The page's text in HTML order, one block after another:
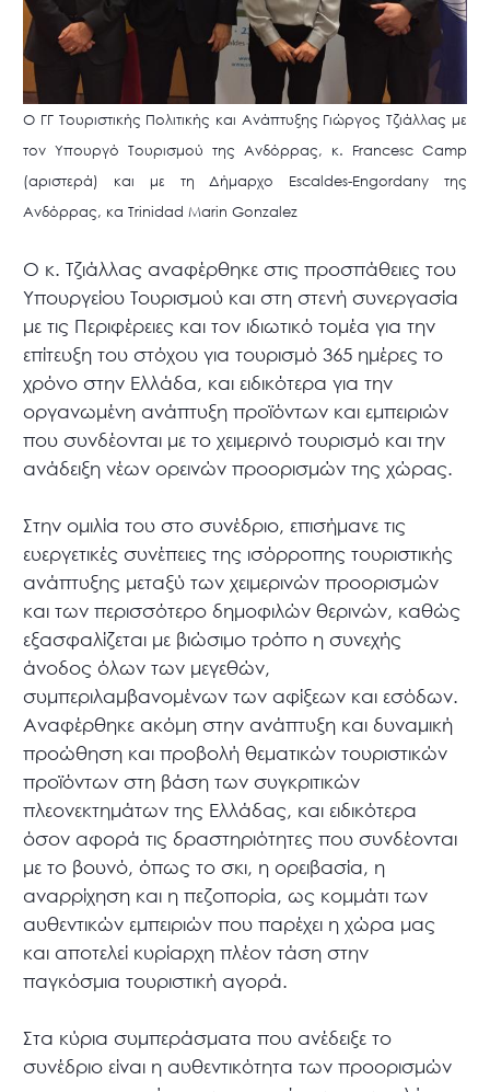
Ο ΓΓ Τουριστικής Πολιτικής και Ανάπτυξης Γιώργος Τζιάλλας με
τον Υπουργό Τουρισμού της Ανδόρρας, κ. Francesc Camp
(αριστερά) και με τη Δήμαρχο Escaldes-Engordany της
Ανδόρρας, κα Trinidad Marin Gonzalez
Ο κ. Τζιάλλας αναφέρθηκε στις προσπάθειες του
Υπουργείου Τουρισμού και στη στενή συνεργασία
με τις Περιφέρειες και τον ιδιωτικό τομέα για την
επίτευξη του στόχου για τουρισμό 365 ημέρες το
χρόνο στην Ελλάδα, και ειδικότερα για την
οργανωμένη ανάπτυξη προϊόντων και εμπειριών
που συνδέονται με το χειμερινό τουρισμό και την
ανάδειξη νέων ορεινών προορισμών της χώρας.
Στην ομιλία του στο συνέδριο, επισήμανε τις
ευεργετικές συνέπειες της ισόρροπης τουριστικής
ανάπτυξης μεταξύ των χειμερινών προορισμών
και των περισσότερο δημοφιλών θερινών, καθώς
εξασφαλίζεται με βιώσιμο τρόπο η συνεχής
άνοδος όλων των μεγεθών,
συμπεριλαμβανομένων των αφίξεων και εσόδων.
Αναφέρθηκε ακόμη στην ανάπτυξη και δυναμική
προώθηση και προβολή θεματικών τουριστικών
προϊόντων στη βάση των συγκριτικών
πλεονεκτημάτων της Ελλάδας, και ειδικότερα
όσον αφορά τις δραστηριότητες που συνδέονται
με το βουνό, όπως το σκι, η ορειβασία, η
αναρρίχηση και η πεζοπορία, ως κομμάτι των
αυθεντικών εμπειριών που παρέχει η χώρα μας
και αποτελεί κυρίαρχη πλέον τάση στην
παγκόσμια τουριστική αγορά.
Στα κύρια συμπεράσματα που ανέδειξε το
συνέδριο είναι η αυθεντικότητα των προορισμών